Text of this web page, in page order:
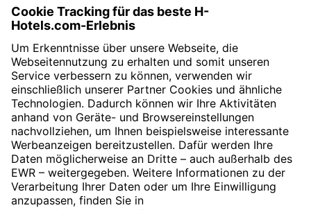
Hotel auswählen
Nürnberg